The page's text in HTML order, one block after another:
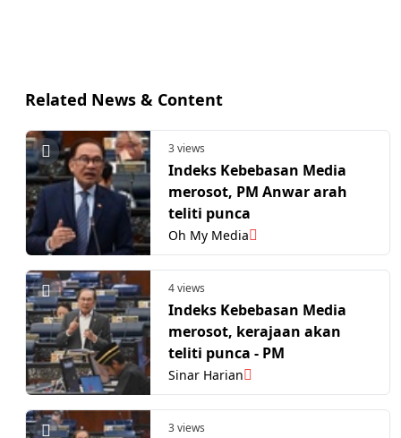
Related News & Content
3 views
Indeks Kebebasan Media
merosot, PM Anwar arah
teliti punca
Oh My Media
4 views
Indeks Kebebasan Media
merosot, kerajaan akan
teliti punca - PM
Sinar Harian
3 views